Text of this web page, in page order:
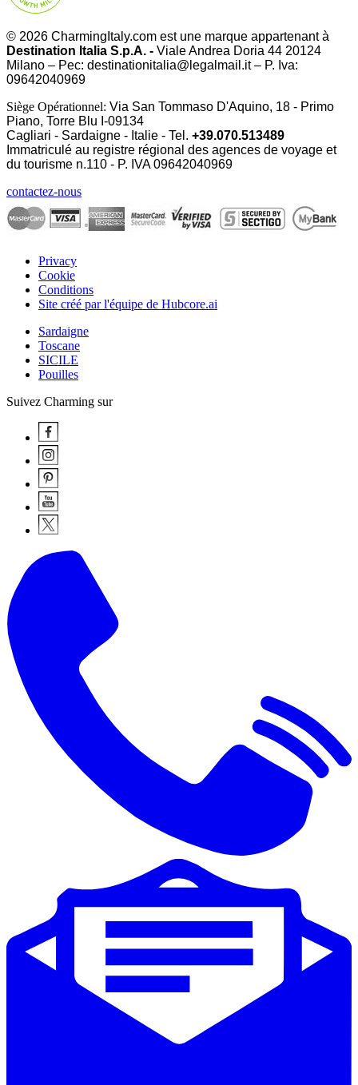
© 2026 CharmingItaly.com est une marque appartenant à
Destination Italia S.p.A. - Viale Andrea Doria 44 20124
Milano – Pec: destinationitalia@legalmail.it – P. Iva:
09642040969
Siège Opérationnel: Via San Tommaso D'Aquino, 18 - Primo
Piano, Torre Blu I-09134
Cagliari - Sardaigne - Italie - Tel. +39.070.513489
Immatriculé au registre régional des agences de voyage et
du tourisme n.110 - P. IVA09642040969
contactez-nous
Privacy
Cookie
Conditions
Site créé par l'équipe de Hubcore.ai
Sardaigne
Toscane
SICILE
Pouilles
Suivez Charming sur